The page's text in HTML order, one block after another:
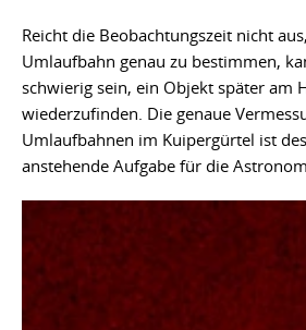
Reicht die Beobachtungszeit nicht
Umlaufbahn genau zu bestimmen,
schwierig sein, ein Objekt später am
wiederzufinden. Die genaue
Umlaufbahnen im Kuipergürtel ist
anstehende Aufgabe für die